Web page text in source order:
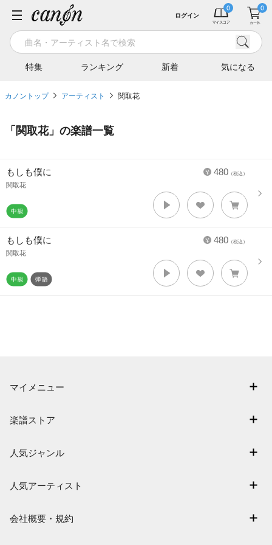
特集 ランキング 新着 気になる
ログイン
カノントップ アーティスト 関取花
「 関取花」の楽譜一覧
480 （税込）
もしも僕に
関取花
480 （税込）
もしも僕に
関取花
マイメニュー
退会はこちら
楽譜ストア
難易度別に探す
まもなく配信
人気ジャンル
保育
人気アーティスト
会社概要・規約